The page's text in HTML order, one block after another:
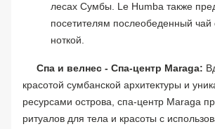
лесах Сумбы. Le Humba также
посетителям послеобеденный чай
ноткой.
Спа и велнес - Спа-центр Maraga:
красотой сумбанской архитектуры и
ресурсами острова, спа-центр Maraga
ритуалов для тела и красоты с